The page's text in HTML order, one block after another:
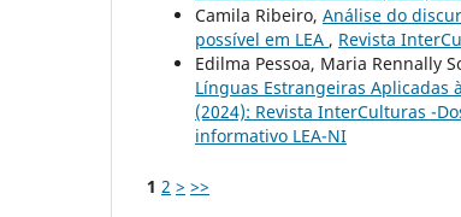
Camila Ribeiro, Análise do
possível em LEA , Revista
Edilma Pessoa, Maria Rennally
Línguas Estrangeiras Aplicadas
(2024): Revista InterCulturas -
informativo LEA-NI
1 2 > >>